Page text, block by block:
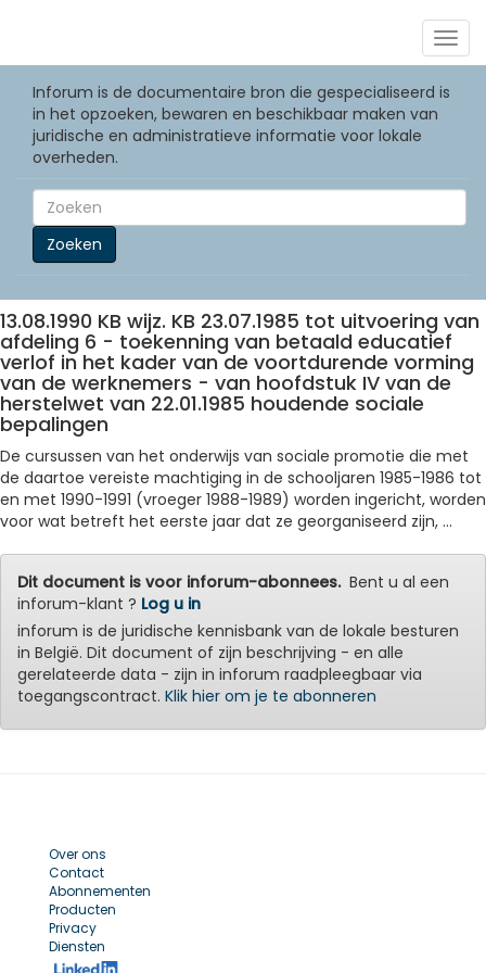
Inforum is de documentaire bron die gespecialiseerd is
in het opzoeken, bewaren en beschikbaar maken van
juridische en administratieve informatie voor lokale
overheden.
Zoeken
13.08.1990 KB wijz. KB 23.07.1985 tot uitvoering van
afdeling 6 - toekenning van betaald educatief
verlof in het kader van de voortdurende vorming
van de werknemers - van hoofdstuk IV van de
herstelwet van 22.01.1985 houdende sociale
bepalingen
De cursussen van het onderwijs van sociale promotie die met
de daartoe vereiste machtiging in de schooljaren 1985-1986 tot
en met 1990-1991 (vroeger 1988-1989) worden ingericht, worden
voor wat betreft het eerste jaar dat ze georganiseerd zijn, ...
Dit document is voor inforum-abonnees.Bent u al een
inforum-klant ? Log u in
inforum is de juridische kennisbank van de lokale besturen
in België. Dit document of zijn beschrijving - en alle
gerelateerde data - zijn in inforum raadpleegbaar via
toegangscontract. Klik hier om je te abonneren
Over ons
Contact
Abonnementen
Producten
Privacy
Diensten